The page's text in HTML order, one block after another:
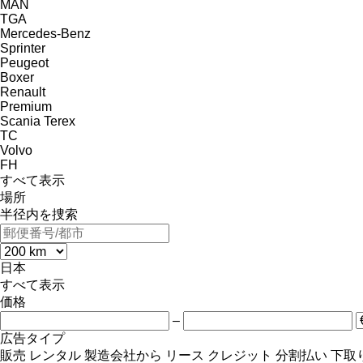
MAN
TGA
Mercedes-Benz
Sprinter
Peugeot
Boxer
Renault
Premium
Scania Terex
TC
Volvo
FH
すべて表示
場所
半径内を捜索
日本
すべて表示
価格
–
広告タイプ
販売 レンタル 製造会社から リース クレジット 分割払い 下取